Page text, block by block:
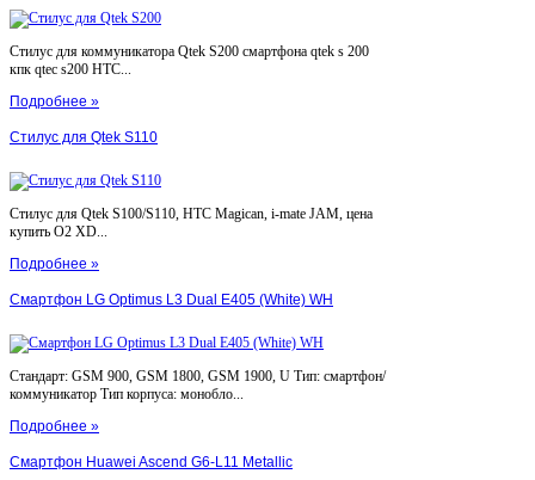
Стилус для коммуникатора Qtek S200 смартфона qtek s 200
кпк qtec s200 HTC...
Подробнее »
Стилус для Qtek S110
Стилус для Qtek S100/S110, HTC Magican, i-mate JAM, цена
купить O2 XD...
Подробнее »
Смартфон LG Optimus L3 Dual E405 (White) WH
Стандарт: GSM 900, GSM 1800, GSM 1900, U Тип: смартфон/
коммуникатор Тип корпуса: монобло...
Подробнее »
Смартфон Huawei Ascend G6-L11 Metallic